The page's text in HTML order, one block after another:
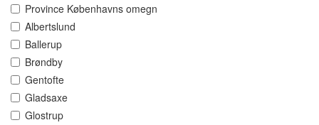
Province Københavns omegn
Albertslund
Ballerup
Brøndby
Gentofte
Gladsaxe
Glostrup